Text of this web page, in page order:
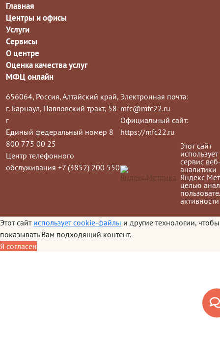
Главная
Центры и офисы
Услуги
Сервисы
О центре
Оценка качества услуг
МФЦ онлайн
656064, Россия, Алтайский край,
г. Барнаул, Павловский тракт, 58-
г
Единый федеральный номер 8
800 775 00 25
Центр телефонного
обслуживания +7 (3852) 200 550
Электронная почта:
mfc@mfc22.ru
Официальный сайт:
https://mfc22.ru
Этот сайт
использует
сервис
аналитики
Яндекс
целью
активности
Этот сайт использует cookie-файлы и другие технологии, чтобы
показывать Вам подходящий контент.
Я согласен